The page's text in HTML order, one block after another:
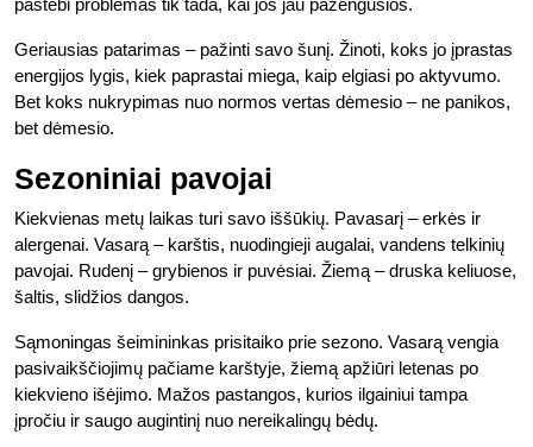
Geriausias patarimas – pažinti savo šunį. Žinoti, koks jo įprastas
energijos lygis, kiek paprastai miega, kaip elgiasi po aktyvumo.
Bet koks nukrypimas nuo normos vertas dėmesio – ne panikos,
bet dėmesio.
Sezoniniai pavojai
Kiekvienas metų laikas turi savo iššūkių. Pavasarį – erkės ir
alergenai. Vasarą – karštis, nuodingieji augalai, vandens telkinių
pavojai. Rudenį – grybienos ir puvėsiai. Žiemą – druska keliuose,
šaltis, slidžios dangos.
Sąmoningas šeimininkas prisitaiko prie sezono. Vasarą vengia
pasivaikščiojimų pačiame karštyje, žiemą apžiūri letenas po
kiekvieno išėjimo. Mažos pastangos, kurios ilgainiui tampa
įpročiu ir saugo augintinį nuo nereikalingų bėdų.